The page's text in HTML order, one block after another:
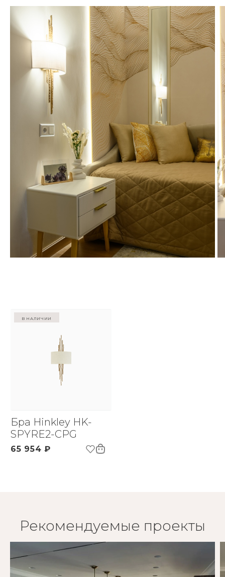
в наличии
Бра Hinkley HK-
SPYRE2-CPG
65 954 ₽
Рекомендуемые проекты